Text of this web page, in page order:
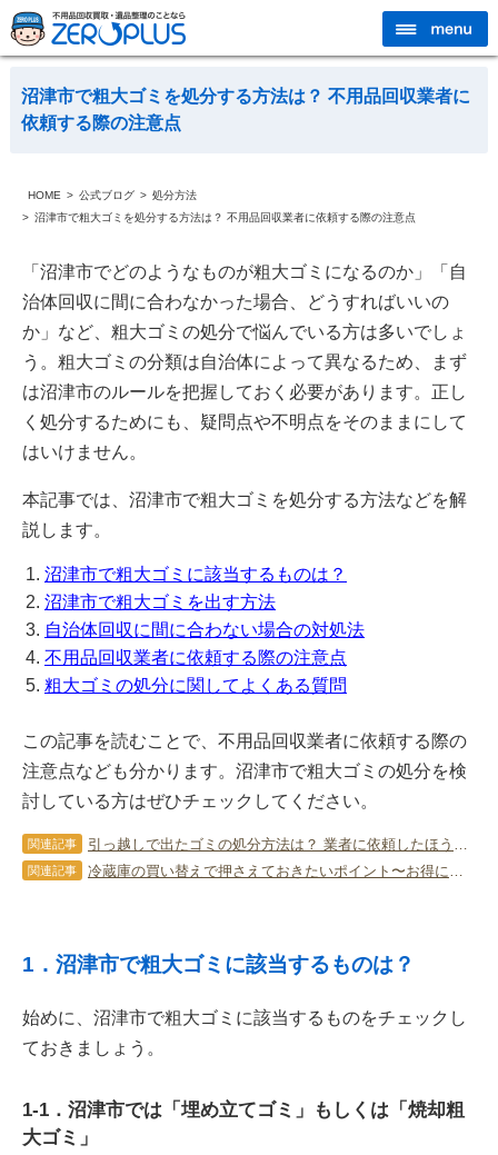
沼津市で粗大ゴミを処分する方法は？ 不用品回収業者に
依頼する際の注意点
HOME 公式ブログ
処分方法
沼津市で粗大ゴミを処分する方法は？ 不用品回収業者に依頼する際の注意点
「沼津市でどのようなものが粗大ゴミになるのか」「自
治体回収に間に合わなかった場合、どうすればいいの
か」など、粗大ゴミの処分で悩んでいる方は多いでしょ
う。粗大ゴミの分類は自治体によって異なるため、まず
は沼津市のルールを把握しておく必要があります。正し
く処分するためにも、疑問点や不明点をそのままにして
はいけません。
本記事では、沼津市で粗大ゴミを処分する方法などを解
説します。
沼津市で粗大ゴミに該当するものは？
沼津市で粗大ゴミを出す方法
自治体回収に間に合わない場合の対処法
不用品回収業者に依頼する際の注意点
粗大ゴミの処分に関してよくある質問
この記事を読むことで、不用品回収業者に依頼する際の
注意点なども分かります。沼津市で粗大ゴミの処分を検
討している方はぜひチェックしてください。
関連記事 引っ越しで出たゴミの処分方法は？ 業者に依頼したほうがいいケースを紹介
関連記事 冷蔵庫の買い替えで押さえておきたいポイント〜お得に処分するコツ〜
1．沼津市で粗大ゴミに該当するものは？
始めに、沼津市で粗大ゴミに該当するものをチェックし
ておきましょう。
1-1．沼津市では「埋め立てゴミ」もしくは「焼却粗
大ゴミ」